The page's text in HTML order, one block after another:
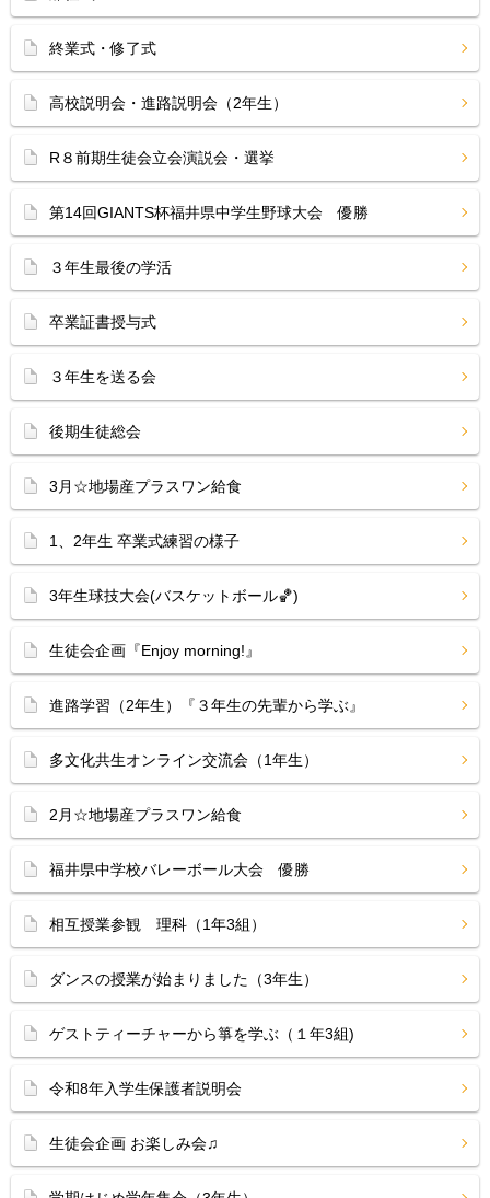
終業式・修了式
高校説明会・進路説明会（2年生）
R８前期生徒会立会演説会・選挙
第14回GIANTS杯福井県中学生野球大会 優勝
３年生最後の学活
卒業証書授与式
３年生を送る会
後期生徒総会
3月☆地場産プラスワン給食
1、2年生 卒業式練習の様子
3年生球技大会(バスケットボール🏀)
生徒会企画『Enjoy morning!』
進路学習（2年生）『３年生の先輩から学ぶ』
多文化共生オンライン交流会（1年生）
2月☆地場産プラスワン給食
福井県中学校バレーボール大会 優勝
相互授業参観 理科（1年3組）
ダンスの授業が始まりました（3年生）
ゲストティーチャーから箏を学ぶ（１年3組)
令和8年入学生保護者説明会
生徒会企画 お楽しみ会♫